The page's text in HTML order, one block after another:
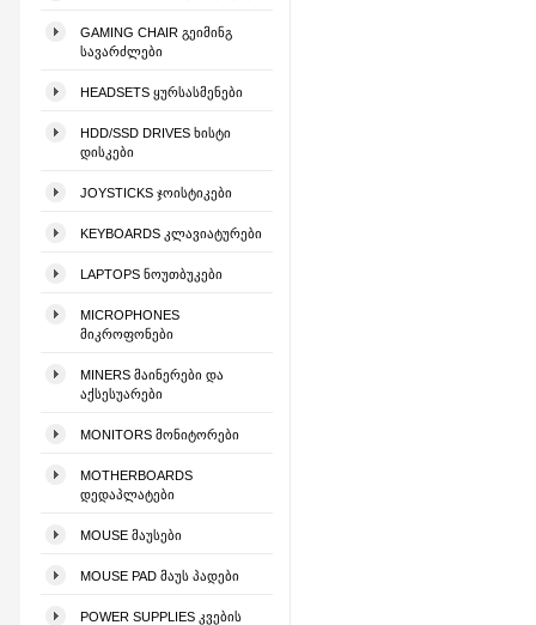
GAMING CHAIR ᲒᲔᲘᲛᲘᲜᲒ
ᲡᲐᲕᲐᲠᲫᲚᲔᲑᲘ
HEADSETS ᲧᲣᲠᲡᲐᲡᲛᲔᲜᲔᲑᲘ
HDD/SSD DRIVES ᲮᲘᲡᲢᲘ
ᲓᲘᲡᲙᲔᲑᲘ
JOYSTICKS ᲯᲝᲘᲡᲢᲘᲙᲔᲑᲘ
KEYBOARDS ᲙᲚᲐᲕᲘᲐᲢᲣᲠᲔᲑᲘ
LAPTOPS ᲜᲝᲣᲗᲑᲣᲙᲔᲑᲘ
MICROPHONES
ᲛᲘᲙᲠᲝᲤᲝᲜᲔᲑᲘ
MINERS ᲛᲐᲘᲜᲔᲠᲔᲑᲘ ᲓᲐ
ᲐᲥᲡᲔᲡᲣᲐᲠᲔᲑᲘ
MONITORS ᲛᲝᲜᲘᲢᲝᲠᲔᲑᲘ
MOTHERBOARDS
ᲓᲔᲓᲐᲞᲚᲐᲢᲔᲑᲘ
MOUSE ᲛᲐᲣᲡᲔᲑᲘ
MOUSE PAD ᲛᲐᲣᲡ ᲞᲐᲓᲔᲑᲘ
POWER SUPPLIES ᲙᲕᲔᲑᲘᲡ